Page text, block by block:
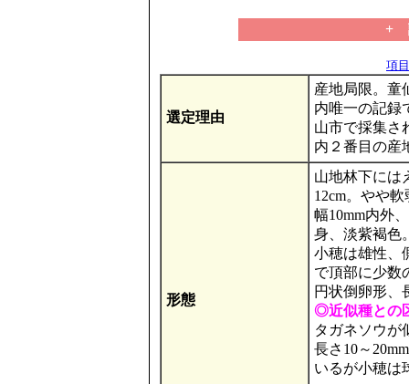
+
項
選定理由
産地局限。童
内唯一の記録
山市で採集さ
内２番目の産
形態
山地林下には
12cm。やや
幅10mm内外
身、淡紫褐色
小穂は雄性、
で頂部に少数
円状倒卵形、
◎近似種との
タガネソウが
長さ10～
いるが小穂は